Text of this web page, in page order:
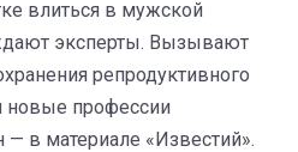
влиться в мужской
эксперты. Вызывают
репродуктивного
новые профессии
в материале «Известий».